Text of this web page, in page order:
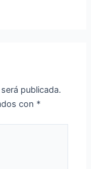
publicada.
con *